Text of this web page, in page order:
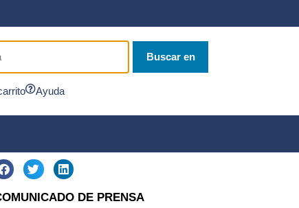
Buscar en
Ayuda
DE PRENSA